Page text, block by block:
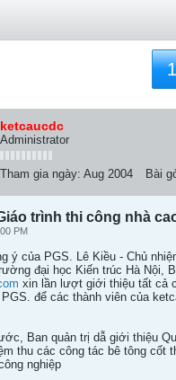
1
ketcaucdc
Administrator
Tham gia ngày: Aug 2004 Bài
trình thi công nhà
PM
ý của PGS. Lê Kiều - Chủ
đại học Kiến trúc Hà Nội,
xin lần lượt giới thiệu tất cả
để các thành viên của
Ban quản trị dẫ giới thiệu
thu các công tác bê tông cốt
nghiệp